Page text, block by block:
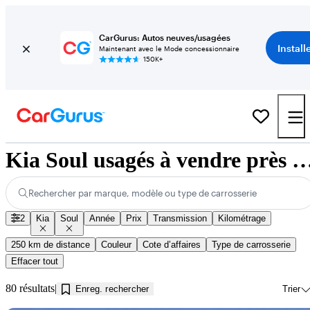
CarGurus: Autos neuves/usagées
Maintenant avec le Mode concessionnaire
150K+
Kia Soul usagés à vendre
Rechercher par marque, modèle ou type de carrosserie
2 Kia Soul Année Prix Transmission Kilométrage
250 km de distance Couleur Cote d’affaires
Type de carrosserie
Effacer tout
80 résultats Enreg. rechercher Trier